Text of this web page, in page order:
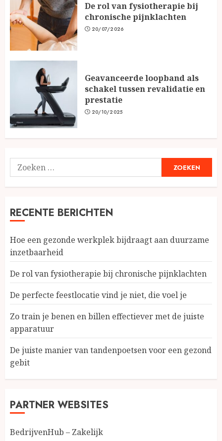
De rol van fysiotherapie bij
chronische pijnklachten
20/07/2026
Geavanceerde loopband als
schakel tussen revalidatie en
prestatie
20/10/2025
Zoeken
naar:
RECENTE BERICHTEN
Hoe een gezonde werkplek bijdraagt aan duurzame
inzetbaarheid
De rol van fysiotherapie bij chronische pijnklachten
De perfecte feestlocatie vind je niet, die voel je
Zo train je benen en billen effectiever met de juiste
apparatuur
De juiste manier van tandenpoetsen voor een gezond
gebit
PARTNER WEBSITES
BedrijvenHub – Zakelijk